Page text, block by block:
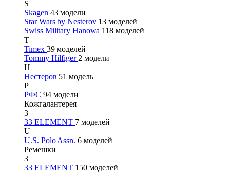
S
Skagen 43 модели
Star Wars by Nesterov 13 моделей
Swiss Military Hanowa 118 моделей
T
Timex 39 моделей
Tommy Hilfiger 2 модели
Н
Нестеров 51 модель
Р
РФС 94 модели
Кожгалантерея
3
33 ELEMENT 7 моделей
U
U.S. Polo Assn. 6 моделей
Ремешки
3
33 ELEMENT 150 моделей